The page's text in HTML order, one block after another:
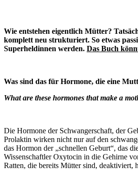
Wie entstehen eigentlich Mütter?
komplett neu strukturiert. So etwas
Superheldinnen werden. Das Buch
Was sind das für Hormone, die eine
What are these hormones that make a
Die Hormone der Schwangerschaft, der
Prolaktin wirken nicht nur auf den
das Hormon der „schnellen Geburt“, das
Wissenschaftler Oxytocin in die Gehirne
Ratten, die bereits Mütter sind, deaktiviert,